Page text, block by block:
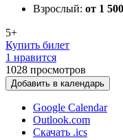
Взрослый: от 1 500
5+
Купить билет
1 нравится
1028 просмотров
Добавить в календарь
Google Calendar
Outlook.com
Скачать .ics